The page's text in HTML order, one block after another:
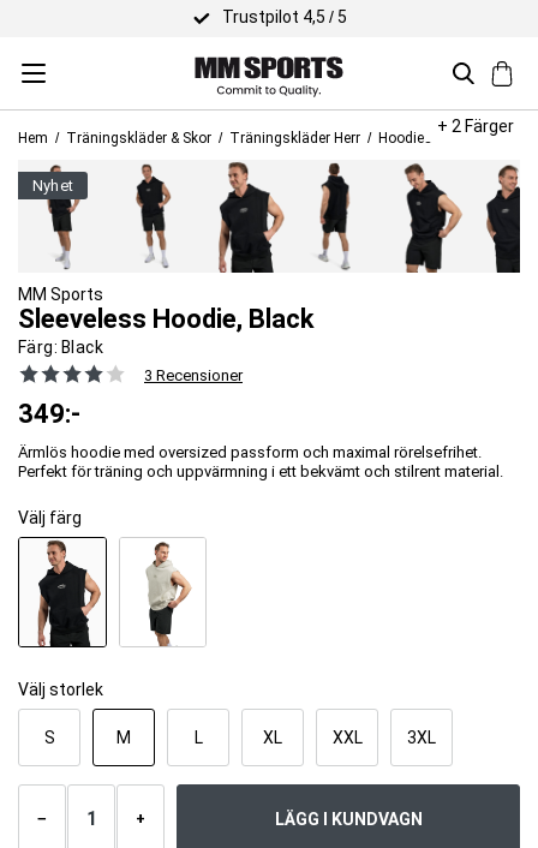
Trustpilot 4,5 / 5
Hem Träningskläder & Skor Träningskläder Herr Hoodies
+ 2 Färger
nyhet
MM Sports
Sleeveless Hoodie, Black
Färg: Black
3 Recensioner
349:-
Ärmlös hoodie med oversized passform och maximal rörelsefrihet.
Perfekt för träning och uppvärmning i ett bekvämt och stilrent material.
Välj färg
Välj storlek
S M L XL XXL 3XL
−
Antal
+ LÄGG I KUNDVAGN